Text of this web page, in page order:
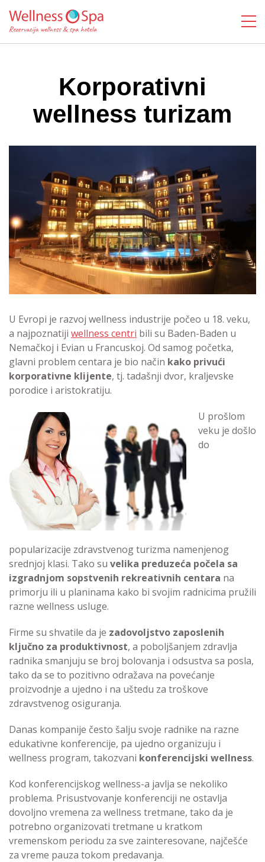
Korporativni
wellness turizam
U Evropi je razvoj wellness industrije počeo u 18. veku,
a najpoznatiji wellness centri bili su Baden-Baden u
Nemačkoj i Evian u Francuskoj. Od samog početka,
glavni problem centara je bio način kako privući
korporativne klijente, tj. tadašnji dvor, kraljevske
porodice i aristokratiju.
U prošlom
veku je došlo
do
popularizacije zdravstvenog turizma namenjenog
srednjoj klasi. Tako su velika preduzeća počela sa
izgradnjom sopstvenih rekreativnih centara na
primorju ili u planinama kako bi svojim radnicima pružili
razne wellness usluge.
Firme su shvatile da je zadovoljstvo zaposlenih
ključno za produktivnost, a poboljšanjem zdravlja
radnika smanjuju se broj bolovanja i odsustva sa posla,
tako da se to pozitivno odražava na povećanje
proizvodnje a ujedno i na uštedu za troškove
zdravstvenog osiguranja.
Danas kompanije često šalju svoje radnike na razne
edukativne konferencije, pa ujedno organizuju i
wellness program, takozvani konferencijski wellness.
Kod konferencijskog wellness-a javlja se nekoliko
problema. Prisustvovanje konferenciji ne ostavlja
dovoljno vremena za wellness tretmane, tako da je
potrebno organizovati tretmane u kratkom
vremenskom periodu za sve zainteresovane, najčešće
za vreme pauza tokom predavanja.